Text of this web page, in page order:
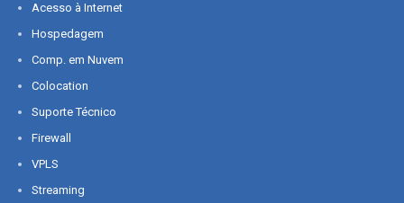
Acesso à Internet
Hospedagem
Comp. em Nuvem
Colocation
Suporte Técnico
Firewall
VPLS
Streaming